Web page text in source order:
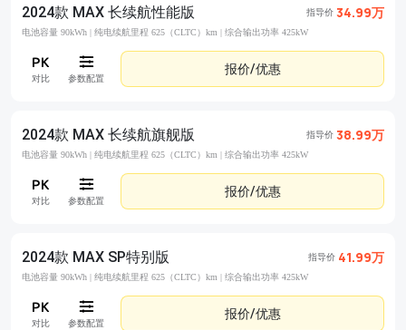
2024款 MAX 长续航性能版 指导价 34.99万
电池容量 90kWh | 纯电续航里程 625（CLTC）km | 综合输出功率 425kW
对比 参数配置
报价/优惠
2024款 MAX 长续航旗舰版 指导价 38.99万
电池容量 90kWh | 纯电续航里程 625（CLTC）km | 综合输出功率 425kW
对比 参数配置
报价/优惠
2024款 MAX SP特别版 指导价 41.99万
电池容量 90kWh | 纯电续航里程 625（CLTC）km | 综合输出功率 425kW
对比 参数配置
报价/优惠